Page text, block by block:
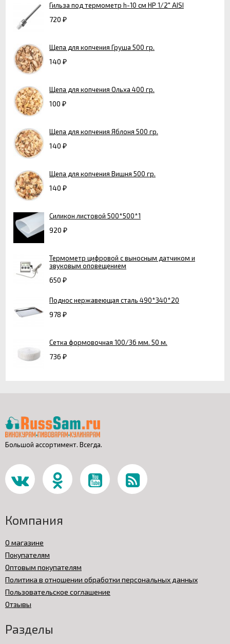
Гильза под термометр h-10 см HР 1/2" AISI
720 ₽
Щепа для копчения Груша 500 гр.
140 ₽
Щепа для копчения Ольха 400 гр.
100 ₽
Щепа для копчения Яблоня 500 гр.
140 ₽
Щепа для копчения Вишня 500 гр.
140 ₽
Силикон листовой 500*500*1
920 ₽
Термометр цифровой с выносным датчиком и
звуковым оповещением
650 ₽
Поднос нержавеющая сталь 490*340*20
978 ₽
Сетка формовочная 100/36 мм. 50 м.
736 ₽
Большой ассортимент. Всегда.
Компания
О магазине
Покупателям
Оптовым покупателям
Политика в отношении обработки персональных данных
Пользовательское соглашение
Отзывы
Разделы